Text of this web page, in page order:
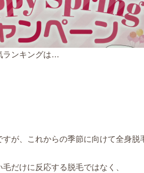
ランキングは…
が、これからの季節に向けて全身脱
だけに反応する脱毛ではなく、